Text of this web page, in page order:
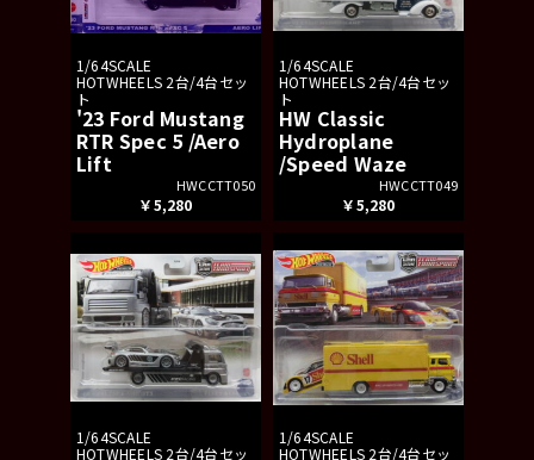
1/64SCALE
HOTWHEELS 2台/4台セッ
ト
'23 Ford Mustang
RTR Spec 5 /Aero
Lift
HWCCTT050
￥5,280
1/64SCALE
HOTWHEELS 2台/4台セッ
ト
HW Classic
Hydroplane
/Speed Waze
HWCCTT049
￥5,280
1/64SCALE
HOTWHEELS 2台/4台セッ
1/64SCALE
HOTWHEELS 2台/4台セッ